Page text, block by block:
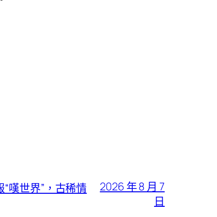
嘆世界”，古稀情
2026 年 8 月 7
日